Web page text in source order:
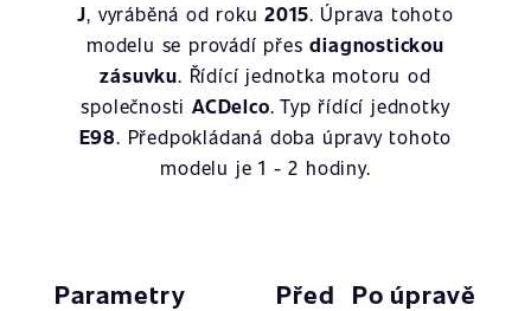
J, vyráběná od roku2015. Úprava tohoto
modelu se provádí přesdiagnostickou
zásuvku. Řídící jednotka motoru od
společnostiACDelco. Typ řídící jednotky
E98. Předpokládaná doba úpravy tohoto
modelu je 1 - 2 hodiny.
Parametry
Před Po úpravě